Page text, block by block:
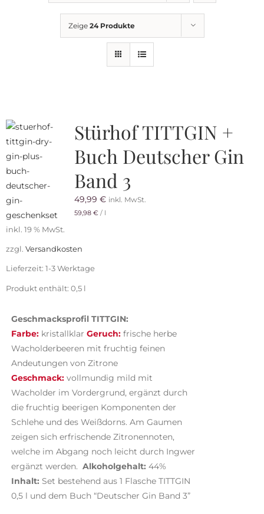
Getränkemarkt
Rezepte
Mein Konto
Warenkorb
Zeige 24 Produkte
Stürhof TITTGIN +
Buch Deutscher Gin
Band 3
49,99 € inkl. MwSt.
59,98 €/ l
inkl. 19 % MwSt.
zzgl. Versandkosten
Lieferzeit: 1-3 Werktage
Produkt enthält: 0,5 l
Geschmacksprofil TITTGIN:
Farbe: kristallklar Geruch: frische herbe
Wacholderbeeren mit fruchtig feinen
Andeutungen von Zitrone
Geschmack: vollmundig mild mit
Wacholder im Vordergrund, ergänzt durch
die fruchtig beerigen Komponenten der
Schlehe und des Weißdorns. Am Gaumen
zeigen sich erfrischende Zitronennoten,
welche im Abgang noch leicht durch Ingwer
ergänzt werden. Alkoholgehalt: 44%
Inhalt: Set bestehend aus 1 Flasche TITTGIN
0,5 l und dem Buch “Deutscher Gin Band 3”